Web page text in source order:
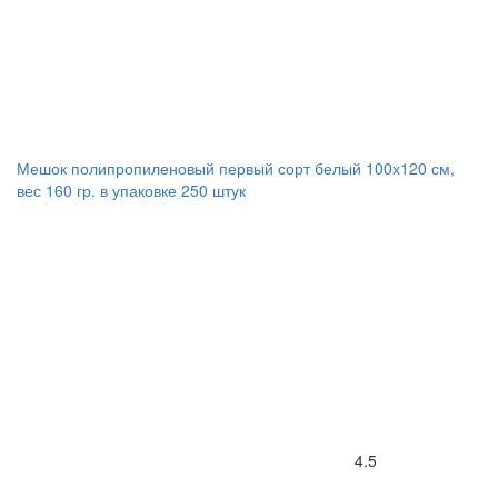
Мешок полипропиленовый первый сорт белый 100х120 см,
вес 160 гр. в упаковке 250 штук
4.5